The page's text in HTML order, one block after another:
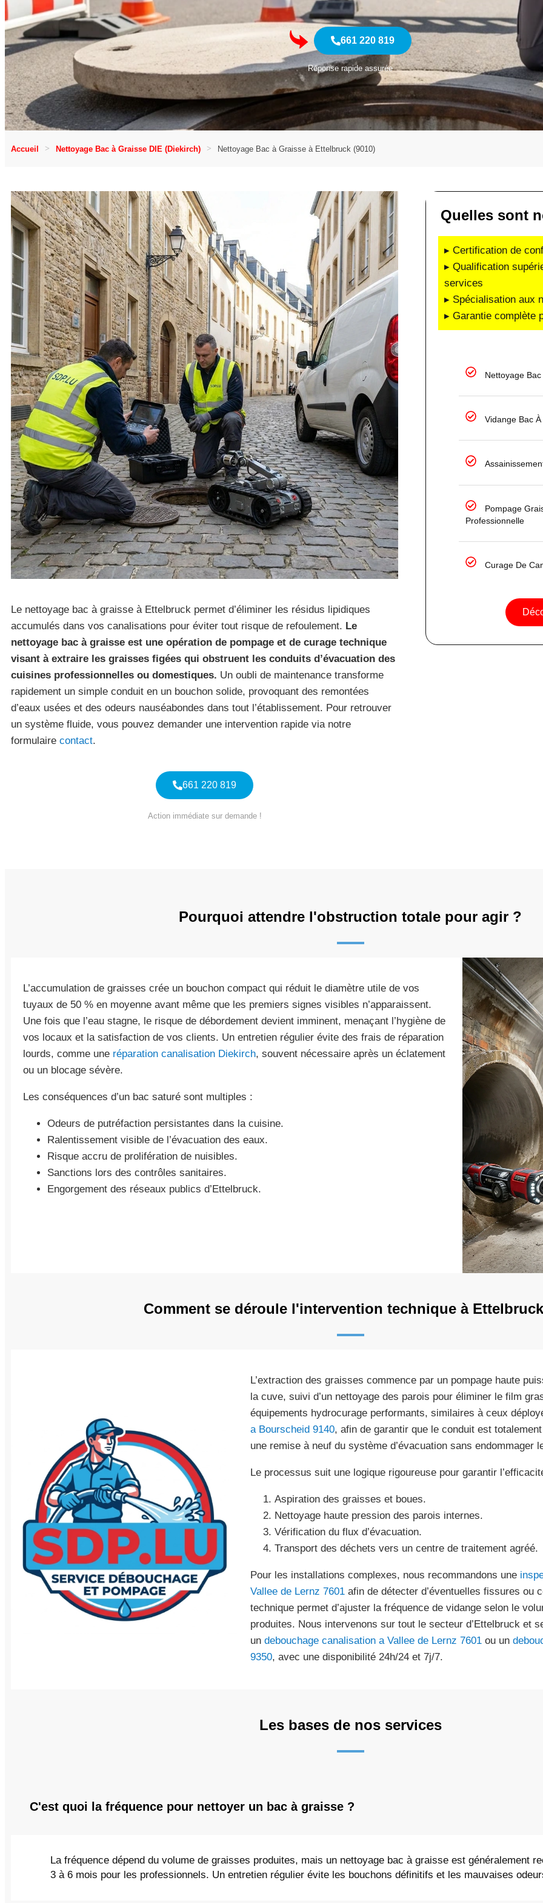
661 220 819
Réponse rapide assurée
Accueil Nettoyage Bac à Graisse DIE (Diekirch) Nettoyage Bac à Graisse à Ettelbruck (9010)
Le nettoyage bac à graisse à Ettelbruck permet d’éliminer les résidus lipidiques
accumulés dans vos canalisations pour éviter tout risque de refoulement. Le
nettoyage bac à graisse est une opération de pompage et de curage technique
visant à extraire les graisses figées qui obstruent les conduits d’évacuation des
cuisines professionnelles ou domestiques. Un oubli de maintenance transforme
rapidement un simple conduit en un bouchon solide, provoquant des remontées
d’eaux usées et des odeurs nauséabondes dans tout l’établissement. Pour retrouver
un système fluide, vous pouvez demander une intervention rapide via notre
formulaire contact.
661 220 819
Action immédiate sur demande !
Quelles sont
▸ Certification de
▸ Qualification
services
▸ Spécialisation aux
▸ Garantie complète
Nettoyage
Vidange Bac
Pompage
Professionnelle
Curage De
Pourquoi attendre l'obstruction totale pour agir ?
L’accumulation de graisses crée un bouchon compact qui réduit le diamètre utile de vos
tuyaux de 50 % en moyenne avant même que les premiers signes visibles n’apparaissent.
Une fois que l’eau stagne, le risque de débordement devient imminent, menaçant l’hygiène de
vos locaux et la satisfaction de vos clients. Un entretien régulier évite des frais de réparation
lourds, comme une réparation canalisation Diekirch, souvent nécessaire après un éclatement
ou un blocage sévère.
Les conséquences d’un bac saturé sont multiples :
Odeurs de putréfaction persistantes dans la cuisine.
Ralentissement visible de l’évacuation des eaux.
Risque accru de prolifération de nuisibles.
Sanctions lors des contrôles sanitaires.
Engorgement des réseaux publics d’Ettelbruck.
Comment se déroule l'intervention technique à
L’extraction des graisses commence par un pompage haute
la cuve, suivi d’un nettoyage des parois pour éliminer le film
équipements hydrocurage performants, similaires à ceux
a Bourscheid 9140, afin de garantir que le conduit est
une remise à neuf du système d’évacuation sans endommager
Le processus suit une logique rigoureuse pour garantir
Aspiration des graisses et boues.
Nettoyage haute pression des parois internes.
Vérification du flux d’évacuation.
Transport des déchets vers un centre de traitement agréé.
Pour les installations complexes, nous recommandons une
Vallee de Lernz 7601afin de détecter d’éventuelles fissures ou
technique permet d’ajuster la fréquence de vidange selon le
produites. Nous intervenons sur tout le secteur d’Ettelbruck et
un debouchage canalisation a Vallee de Lernz 7601ou un
9350, avec une disponibilité 24h/24 et 7j/7.
Les bases de nos services
C'est quoi la fréquence pour nettoyer un bac à graisse ?
La fréquence dépend du volume de graisses produites, mais un nettoyage bac à graisse est généralement
3 à 6 mois pour les professionnels. Un entretien régulier évite les bouchons définitifs et les mauvaises